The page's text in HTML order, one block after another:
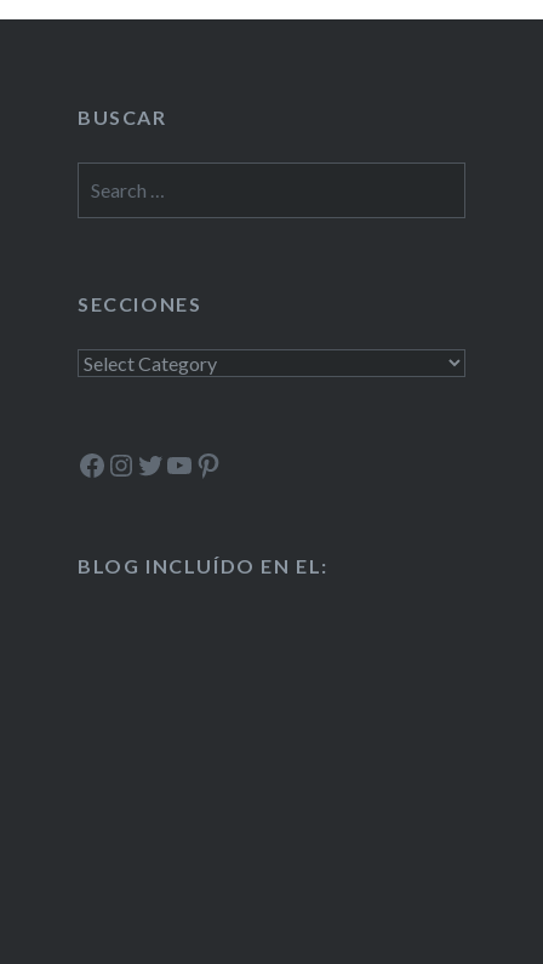
BUSCAR
for:
SECCIONES
Secciones
Facebook
Instagram
Twitter
YouTube
Pinterest
BLOG INCLUÍDO EN EL: